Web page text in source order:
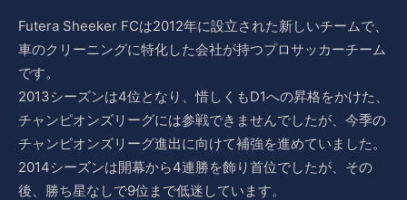
Futera Sheeker FCは2012年に設立された新しいチームで、
車のクリーニングに特化した会社が持つプロサッカーチーム
です。
2013シーズンは4位となり、惜しくもD1への昇格をかけた、
チャンピオンズリーグには参戦できませんでしたが、今季の
チャンピオンズリーグ進出に向けて補強を進めていました。
2014シーズンは開幕から4連勝を飾り首位でしたが、その
後、勝ち星なしで9位まで低迷しています。